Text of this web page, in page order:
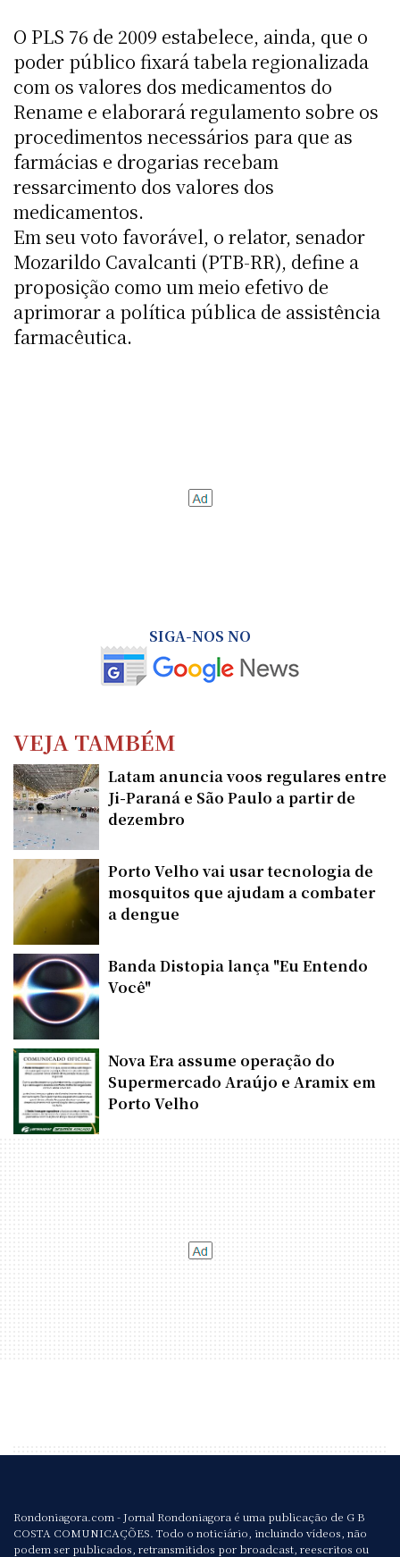
O PLS 76 de 2009 estabelece, ainda, que o
poder público fixará tabela regionalizada
com os valores dos medicamentos do
Rename e elaborará regulamento sobre os
procedimentos necessários para que as
farmácias e drogarias recebam
ressarcimento dos valores dos
medicamentos.
Em seu voto favorável, o relator, senador
Mozarildo Cavalcanti (PTB-RR), define a
proposição como um meio efetivo de
aprimorar a política pública de assistência
farmacêutica.
SIGA-NOS NO
VEJA TAMBÉM
Latam anuncia voos regulares entre
Ji-Paraná e São Paulo a partir de
dezembro
Porto Velho vai usar tecnologia de
mosquitos que ajudam a combater
a dengue
Banda Distopia lança "Eu Entendo
Você"
Nova Era assume operação do
Supermercado Araújo e Aramix em
Porto Velho
Rondoniagora.com - Jornal Rondoniagora é uma publicação de G B
COSTA COMUNICAÇÕES. Todo o noticiário, incluindo vídeos, não
podem ser publicados, retransmitidos por broadcast, reescritos ou